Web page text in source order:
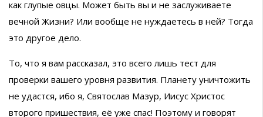
как глупые овцы. Может быть вы и не заслуживаете
вечной Жизни? Или вообще не нуждаетесь в ней? Тогда
это другое дело.
То, что я вам рассказал, это всего лишь тест для
проверки вашего уровня развития. Планету уничтожить
не удастся, ибо я, Святослав Мазур, Иисус Христос
второго пришествия, её уже спас! Поэтому и говорят